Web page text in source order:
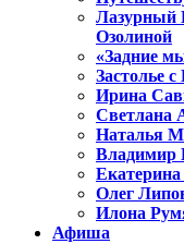
Лазурный
Озолиной
«Задние
Застолье
Ирина
Светлана
Наталья
Владимир
Екатерина
Олег
Илона
Афиша